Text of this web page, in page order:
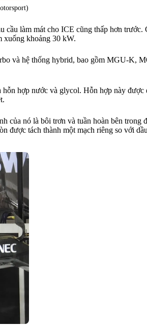
làm mát cho ICE cũng thấp hơn
xuống khoảng 30 kW.
và hệ thống hybrid, bao gồm MGU-K,
hợp nước và glycol. Hỗn hợp này
nó là bôi trơn và tuần hoàn bên
được tách thành một mạch riêng so với